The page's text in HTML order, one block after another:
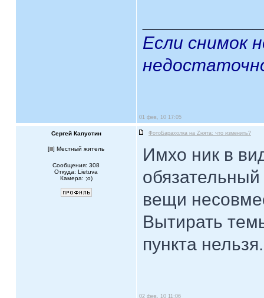
Если снимок
01 фев, 10 17:05
Сергей Капустин ФотоБарахолка на Zнята: что изменить?
[ ] Местный житель
Сообщения: 308
Откуда: Lietuva
Камера: ;o)
Имхо ник в
вещи
Вытирать
пункта нельзя.
02 фев, 10 11:06